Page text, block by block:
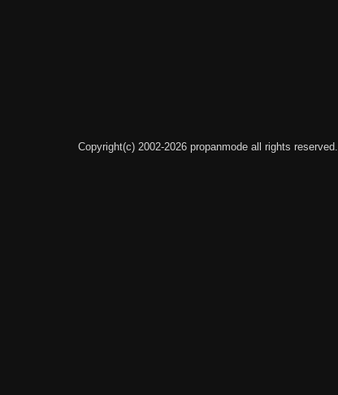
Copyright(c) 2002-2026 propanmode all rights reserved.